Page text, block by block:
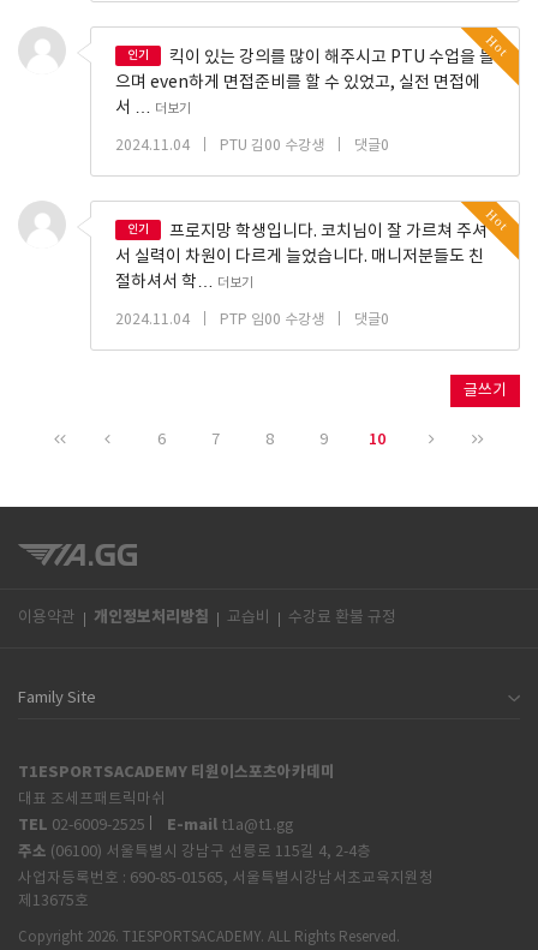
Hot
인기
킥이 있는 강의를 많이 해주시고 PTU 수업을 들
으며 even하게 면접준비를 할 수 있었고, 실전 면접에
서 … 더보기
2024.11.04 PTU 김00 수강생 댓글0
Hot
인기
프로지망 학생입니다. 코치님이 잘 가르쳐 주셔
서 실력이 차원이 다르게 늘었습니다. 매니저분들도 친
절하셔서 학… 더보기
2024.11.04 PTP 임00 수강생 댓글0
글쓰기
6 7 8 9 10
이용약관 개인정보처리방침 교습비 수강료 환불 규정
T1ESPORTSACADEMY 티원이스포츠아카데미
대표 조세프패트릭마쉬
TEL 02-6009-2525 E-mail t1a@t1.gg
주소 (06100) 서울특별시 강남구 선릉로 115길 4, 2-4층
사업자등록번호 : 690-85-01565, 서울특별시강남서초교육지원청
제13675호
Copyright 2026. T1ESPORTSACADEMY. ALL Rights Reserved.